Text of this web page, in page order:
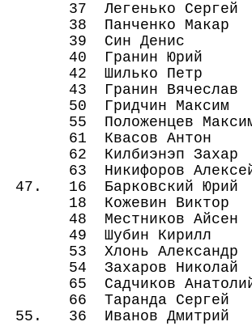
37 Легенько
38 Панченко
39 Син Денис
40 Гранин
42 Шилько
43 Гранин
50 Гридчин
55 Положенцев
61 Квасов
62 Килбиэнэп
63 Никифоров
47. 16
18 Кожевин
48 Местников
49 Шубин
53 Хлонь
54 Захаров
65 Садчиков
66 Таранда
55. 36 Иванов